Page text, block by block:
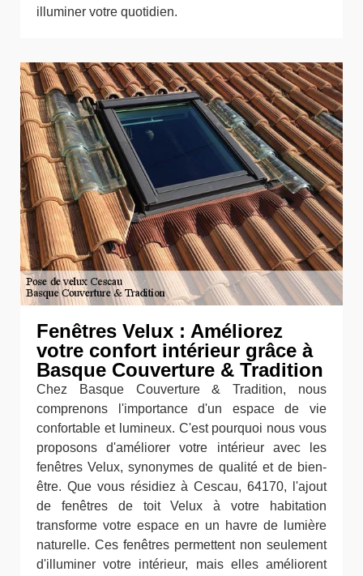
illuminer votre quotidien.
Fenêtres Velux : Améliorez
votre confort intérieur grâce à
Basque Couverture & Tradition
Chez Basque Couverture & Tradition, nous
comprenons l'importance d'un espace de vie
confortable et lumineux. C'est pourquoi nous vous
proposons d'améliorer votre intérieur avec les
fenêtres Velux, synonymes de qualité et de bien-
être. Que vous résidiez à Cescau, 64170, l'ajout
de fenêtres de toit Velux à votre habitation
transforme votre espace en un havre de lumière
naturelle. Ces fenêtres permettent non seulement
d'illuminer votre intérieur, mais elles améliorent